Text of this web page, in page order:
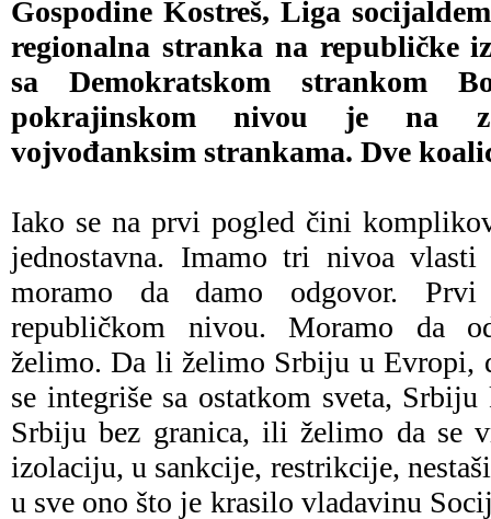
Gospodine Kostreš, Liga
regionalna stranka na republičke
sa Demokratskom strankom
pokrajinskom nivou je na
vojvođanksim strankama. Dve
Iako se na prvi pogled čini
jednostavna. Imamo tri nivoa
moramo da damo odgovor.
republičkom nivou. Moramo da
želimo. Da li želimo Srbiju u Evropi,
se integriše sa ostatkom sveta,
Srbiju bez granica, ili želimo da se
izolaciju, u sankcije, restrikcije,
u sve ono što je krasilo vladavinu